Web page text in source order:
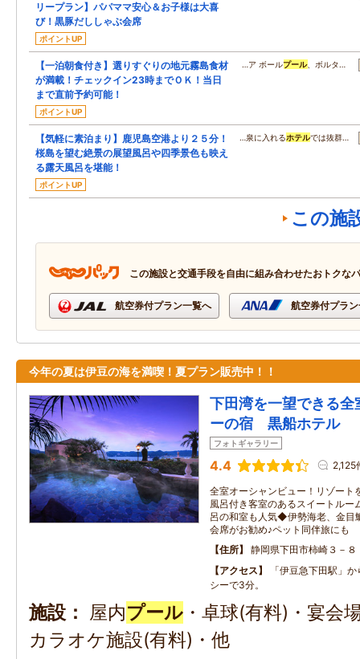
リープラン】パパママ安心＆お子様は大喜
び！黒豚だししゃぶ会席
ポイントUP
【一泊朝食付き】選りすぐりの地元霧島食材
が満載！チェックイン23時までＯＫ！当日
まで直前予約可能！
ポイントUP
…ア ボールプール、ボルタ…
【気軽に素泊まり】鹿児島空港より２５分！
桜島を望む絶景の展望風呂や四季景色も映え
る露天風呂を堪能！
ポイントUP
…泉に入れるホテルでは抜群…
この施
この施設と交通手段を自由に組み合わせたおトクな
航空券付プラン一覧へ 航空券付プラ
今年の夏は伊豆の海を満喫！夏プラン販売中！！
下田湾を一望できる全
ーの宿 黒船ホテル
フォトギャラリー
4.4 2,125
全室オーシャンビュー！リゾート
風呂付き客室のあるスイートル
呂の和室も人気◆伊勢海老、金目
会席がお勧め♪ペット同伴旅にも
住所
静岡県下田市柿崎３－８
アクセス
「伊豆急下田駅」
シーで3分。
施設 屋内プール ・卓球(有料)・宴会
カラオケ施設(有料)・他